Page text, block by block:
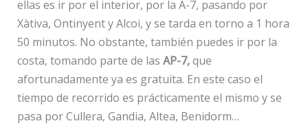
ellas es ir por el interior, por la A-7, pasando por
Xàtiva, Ontinyent y Alcoi, y se tarda en torno a 1 hora
50 minutos. No obstante, también puedes ir por la
costa, tomando parte de las AP-7,que
afortunadamente ya es gratuita. En este caso el
tiempo de recorrido es prácticamente el mismo y se
pasa por Cullera, Gandia, Altea, Benidorm…